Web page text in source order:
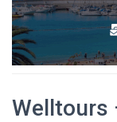
Welltours